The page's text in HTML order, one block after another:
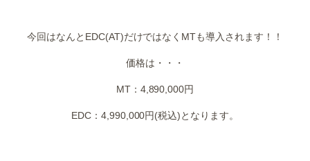
今回はなんとEDC(AT)だけではなくMTも導入されます！！
価格は・・・
MT：4,890,000円
EDC：4,990,000円(税込)となります。